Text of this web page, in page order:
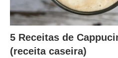
5 Receitas de
(receita caseira)